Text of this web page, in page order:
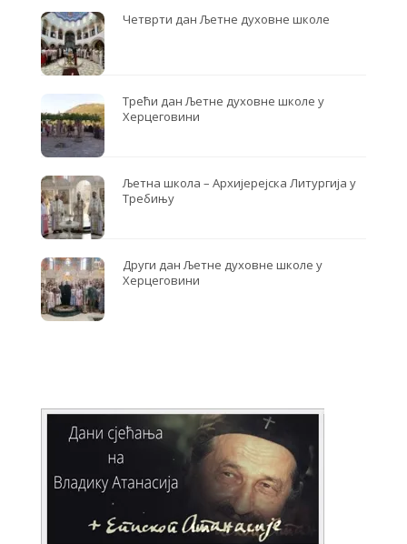
Четврти дан Љетне духовне школе
Трећи дан Љетне духовне школе у
Херцеговини
Љетна школа – Архијерејска Литургија у
Требињу
Други дан Љетне духовне школе у
Херцеговини